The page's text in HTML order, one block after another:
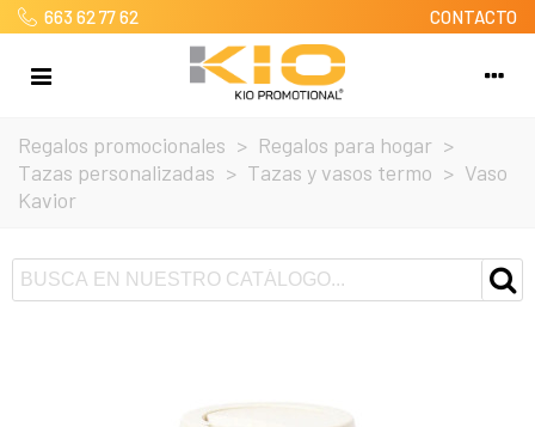
663 62 77 62 CONTACTO
Regalos promocionales > Regalos para hogar >
Tazas personalizadas > Tazas y vasos termo > Vaso
Kavior